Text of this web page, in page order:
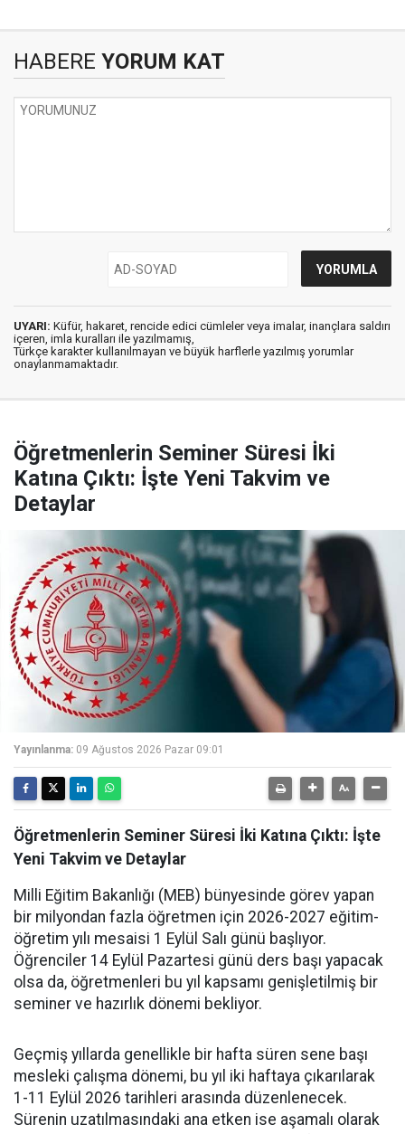
HABERE YORUM KAT
UYARI: Küfür, hakaret, rencide edici cümleler veya imalar, inançlara saldırı
içeren, imla kuralları ile yazılmamış,
Türkçe karakter kullanılmayan ve büyük harflerle yazılmış yorumlar
onaylanmamaktadır.
Öğretmenlerin Seminer Süresi İki
Katına Çıktı: İşte Yeni Takvim ve
Detaylar
Yayınlanma: 09 Ağustos 2026 Pazar 09:01
Öğretmenlerin Seminer Süresi İki Katına Çıktı: İşte
Yeni Takvim ve Detaylar
Milli Eğitim Bakanlığı (MEB) bünyesinde görev yapan
bir milyondan fazla öğretmen için 2026-2027 eğitim-
öğretim yılı mesaisi 1 Eylül Salı günü başlıyor.
Öğrenciler 14 Eylül Pazartesi günü ders başı yapacak
olsa da, öğretmenleri bu yıl kapsamı genişletilmiş bir
seminer ve hazırlık dönemi bekliyor.
Geçmiş yıllarda genellikle bir hafta süren sene başı
mesleki çalışma dönemi, bu yıl iki haftaya çıkarılarak
1-11 Eylül 2026 tarihleri arasında düzenlenecek.
Sürenin uzatılmasındaki ana etken ise aşamalı olarak